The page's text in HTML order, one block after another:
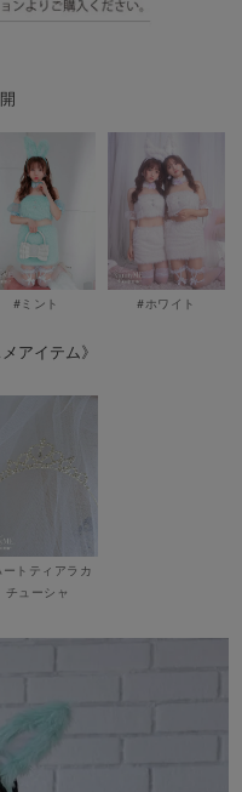
#ミント #ホワイト
アイテム》
トティアラカ
チューシャ